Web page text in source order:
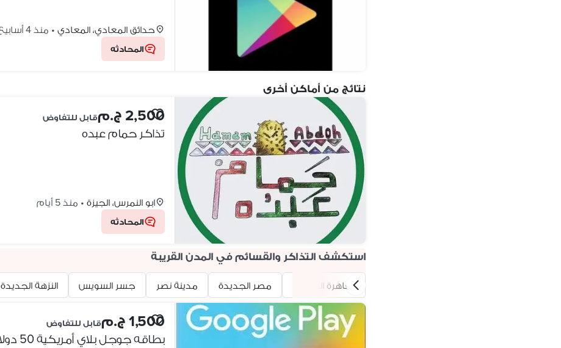
حدائق المعادي، المعادي • منذ 4 أسابيع
المحادثه
نتائج من أماكن أخرى
2,500 ج.م قابل للتفاوض
تذاكر حمام عبده
ابو النمرس، الجيزة • منذ 5 أيام
المحادثه
استكشف التذاكر والقسائم في المدن القريبة
القاهرة الجديدة مصر الجديدة مدينة نصر جسر السويس النزهة الجديدة
1,500 ج.م قابل للتفاوض
بطاقه جوجل بلاي أمريكية 50 دولار